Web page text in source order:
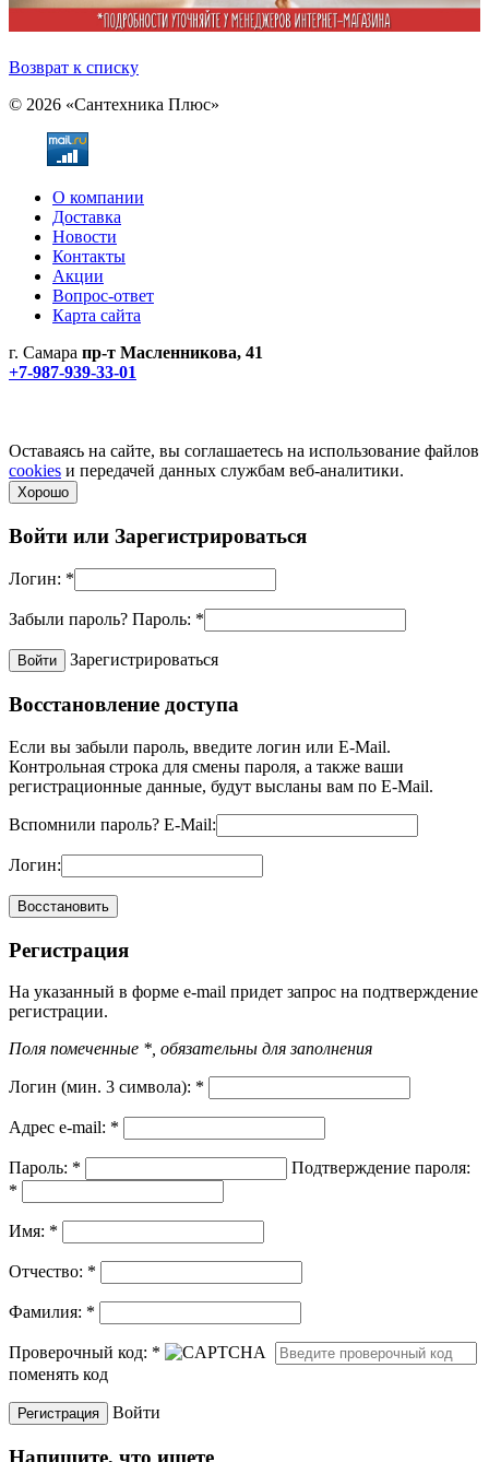
Возврат к списку
© 2026 «Сантехника Плюс»
О компании
Доставка
Новости
Контакты
Акции
Вопрос-ответ
Карта сайта
г. Самара пр-т Масленникова, 41
+7-987-939-33-01
Оставаясь на сайте, вы соглашаетесь на использование файлов
cookies и передачей данных службам веб-аналитики.
Хорошо
Войти или Зарегистрироваться
Логин: *
Забыли пароль? Пароль: *
Зарегистрироваться
Восстановление доступа
Если вы забыли пароль, введите логин или E-Mail.
Контрольная строка для смены пароля, а также ваши
регистрационные данные, будут высланы вам по E-Mail.
Вспомнили пароль? E-Mail:
Логин:
Регистрация
На указанный в форме e-mail придет запрос на подтверждение
регистрации.
Поля помеченные *, обязательны для заполнения
Логин (мин. 3 символа): *
Адрес e-mail: *
Пароль: *
Подтверждение пароля:
*
Имя: *
Отчество: *
Фамилия: *
Проверочный код: *
поменять код
Войти
Напишите, что ищете